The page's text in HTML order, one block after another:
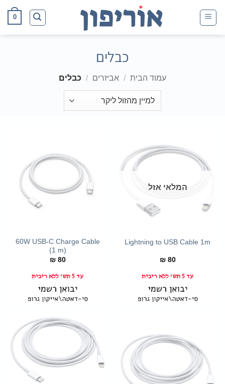
0
כבלים
עמוד הבית / אביזרים / כבלים
המלאי אזל
Lightning to USB Cable 1m
₪80
עד 5 תש' ללא ריבית
60W USB-C Charge Cable
(1 m)
₪80
עד 5 תש' ללא ריבית